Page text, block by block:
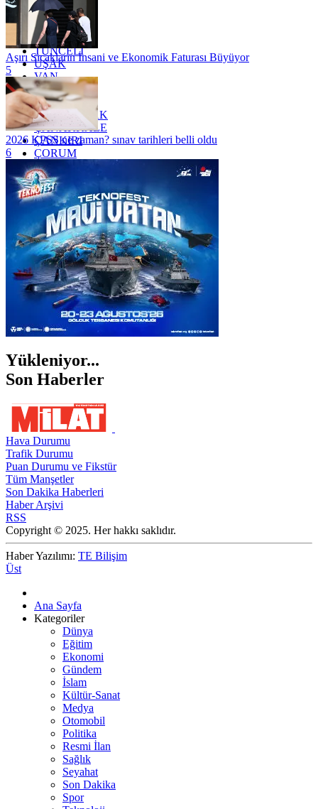
TEKİRDAĞ
TOKAT
TRABZON
TUNCELİ
UŞAK
VAN
YALOVA
YOZGAT
ZONGULDAK
ÇANAKKALE
ÇANKIRI
ÇORUM
İSTANBUL
İZMİR
ŞANLIURFA
ŞIRNAK
Aşırı Sıcakların İnsani ve Ekonomik Faturası Büyüyor
5
2026 KPSS ne zaman? sınav tarihleri belli oldu
6
Yükleniyor...
Son Haberler
Hava Durumu
Trafik Durumu
Puan Durumu ve Fikstür
Tüm Manşetler
Son Dakika Haberleri
Haber Arşivi
RSS
Copyright © 2025. Her hakkı saklıdır.
Haber Yazılımı: TE Bilişim
Üst
Ana Sayfa
Kategoriler
Dünya
Eğitim
Ekonomi
Gündem
İslam
Kültür-Sanat
Medya
Otomobil
Politika
Resmi İlan
Sağlık
Seyahat
Son Dakika
Spor